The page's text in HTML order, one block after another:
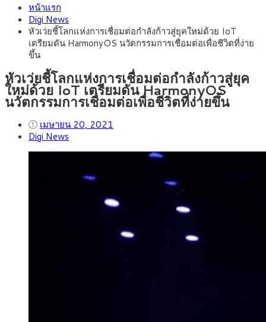
หน้ารถไฟฟ้าสงขลา โมโนเรล 12.54 กม. เชื่อมเมืองหาดใหญ่
สิงหาคม 4, 2026
รายหัวเพียง 2,618 บาท เสนอทบทวนจัดสรรงบให้สอดคล้องภาระ
งานจริง
สิงหาคม 3, 2026
33.00-33.60 ติดตามข้อมูลจ้างงานสหรัฐฯ
สิงหาคม 1, 2026 “เอกนิติ” เปิดเครื่องยนต์เศรษฐกิจใหม่ของไทย
เดินหน้า 5 ยุทธศาสตร์ รื้อโครงสร้างเศรษฐกิจ ดันไทยโตเต็ม
ศักยภาพ
กรกฎาคม 27, 2026 ภัยเงียบใกล้ตัวเด็ก LSD “แสตมป์เมา” ยาเสพ
ติดลายการ์ตูน กรมศุลกากร เตือนผู้ปกครองเฝ้าระวัง หลังยึดล็อต
ใหญ่จากเยอรมนี
หน้าแรก
Digi News
หัวเว่ยชี้โลกแห่งการเชื่อมต่อกำลังก้าวสู่ยุคใหม่ด้วย IoT
เตรียมดัน HarmonyOS นวัตกรรมการเชื่อมต่อเพื่อชีวิตที่ง่าย
ขึ้น
หัวเว่ยชี้โลกแห่งการเชื่อมต่อกำลังก้าวสู่ยุค
ใหม่ด้วย IoT เตรียมดัน HarmonyOS
นวัตกรรมการเชื่อมต่อเพื่อชีวิตที่ง่ายขึ้น
เมษายน 20, 2021
Digi News